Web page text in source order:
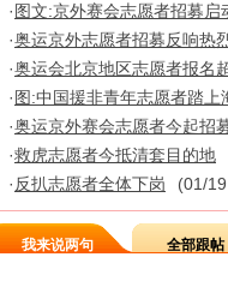
· 图文:京外赛会志愿者招募启
·奥运京外志愿者招募反响热
·奥运会北京地区志愿者报名
· 图:中国援非青年志愿者踏上
·奥运京外赛会志愿者今起招
·救虎志愿者今抵清套目的地
· 反扒志愿者全体下岗 (01/
我来说两句 全部跟帖